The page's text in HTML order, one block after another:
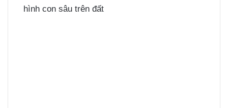
hình con sâu trên đất